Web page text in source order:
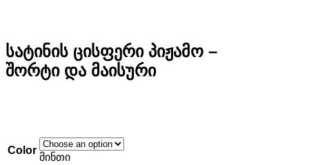
სატინის ცისფერი პიჟამო –
შორტი და მაისური
Color
მინთი